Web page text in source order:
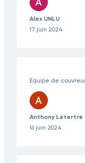
Alex UNLU
17 juin 2024
Équipe de
Anthony Letertre
16 juin 2024